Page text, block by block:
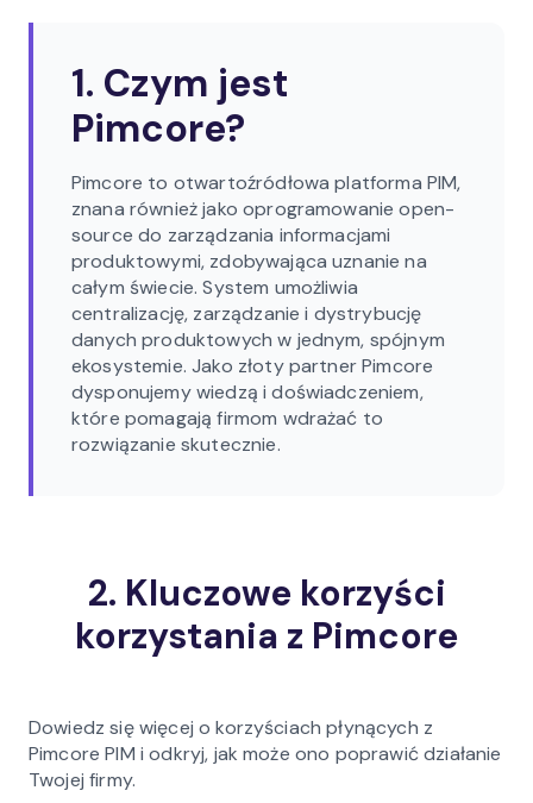
1. Czym jest
Pimcore?
Pimcore to otwartoźródłowa platforma PIM,
znana również jako oprogramowanie open-
source do zarządzania informacjami
produktowymi, zdobywająca uznanie na
całym świecie. System umożliwia
centralizację, zarządzanie i dystrybucję
danych produktowych w jednym, spójnym
ekosystemie. Jako złoty partner Pimcore
dysponujemy wiedzą i doświadczeniem,
które pomagają firmom wdrażać to
rozwiązanie skutecznie.
2. Kluczowe korzyści
korzystania z Pimcore
Dowiedz się więcej o korzyściach płynących z
Pimcore PIM i odkryj, jak może ono poprawić działanie
Twojej firmy.